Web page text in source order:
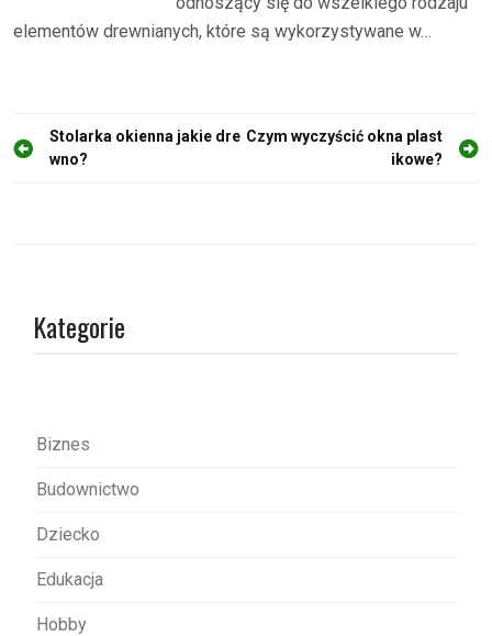
elementów drewnianych, które są wykorzystywane w…
N
Stolarka okienna jakie dre
wno?
Czym wyczyścić okna plast
ikowe?
Kategorie
Biznes
Budownictwo
Dziecko
Edukacja
Hobby